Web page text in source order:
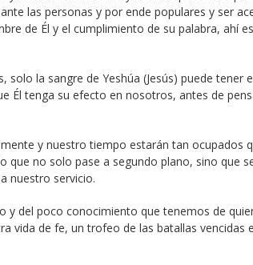
las personas y por ende populares y ser
de Él y el cumplimiento de su palabra, ahí
la sangre de Yeshúa (Jesús) puede tener
Él tenga su efecto en nosotros, antes de
y nuestro tiempo estarán tan ocupados
no solo pase a segundo plano, sino que
nuestro servicio.
y del poco conocimiento que tenemos de
vida de fe, un trofeo de las batallas vencidas